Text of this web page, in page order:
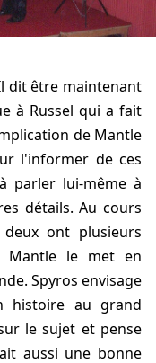
dit être maintenant
à Russel qui a fait
de Mantle
l'informer de ces
parler lui-même à
détails. Au cours
ont plusieurs
Mantle le met en
Spyros envisage
histoire au grand
le sujet et pense
aussi une bonne